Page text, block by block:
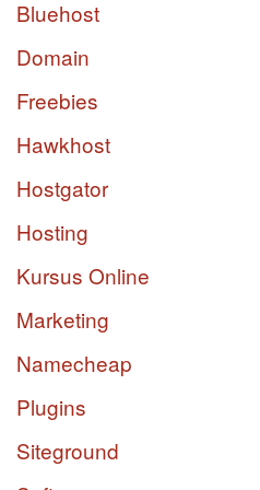
Bluehost
Domain
Freebies
Hawkhost
Hostgator
Hosting
Kursus Online
Marketing
Namecheap
Plugins
Siteground